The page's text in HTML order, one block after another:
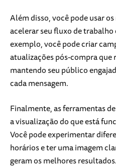
Além disso, você pode usar
acelerar seu fluxo de
exemplo, você pode criar
atualizações pós-compra
mantendo seu público
cada mensagem.
Finalmente, as ferramentas de
a visualização do que está
Você pode experimentar
horários e ter uma imagem
geram os melhores resultados.